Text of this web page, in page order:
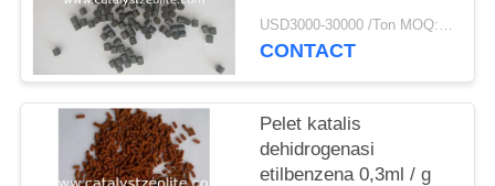
Cyclohexanone
USD3000-30000 /Ton MOQ:1 KG
CONTACT
Pelet katalis
dehidrogenasi
etilbenzena 0,3ml / g